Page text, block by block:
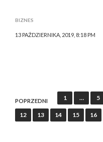
BIZNES
13 PAŹDZIERNIKA, 2019, 8:18 PM
N
a
POPRZEDNI 1 … 5
12 13 14 15 16